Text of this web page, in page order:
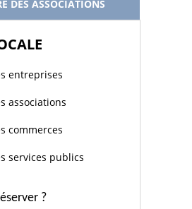
DES ASSOCIATIONS
entreprises
associations
commerces
services publics
?